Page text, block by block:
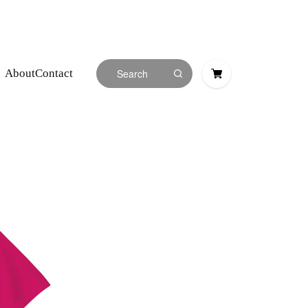
AboutContact